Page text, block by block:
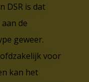
DSR is dat
de
geweer.
voor
kan het